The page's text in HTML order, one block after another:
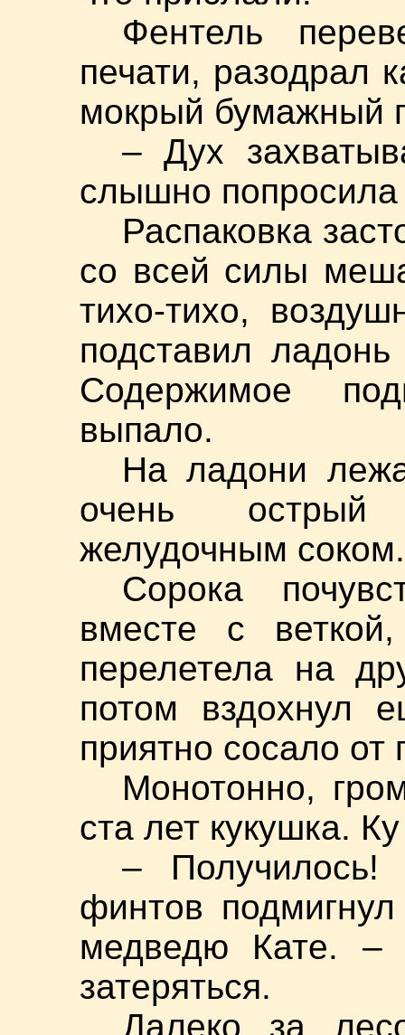
Фентель
печати, разодрал
мокрый бумажный
– Дух
слышно
Распаковка
со всей силы
тихо-тихо,
подставил
Содержимое
выпало.
На ладони
очень острый
желудочным
Сорока
вместе с
перелетела на
потом вздохнул
приятно сосало от
Монотонно,
ста лет кукушка.
–
финтов
медведю Кате. –
затеряться.
Далеко за